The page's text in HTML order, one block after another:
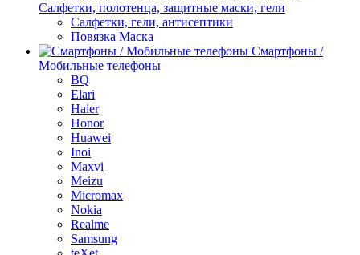
Салфетки, полотенца, защитные маски, гели
Салфетки, гели, антисептики
Повязка Маска
Смартфоны /
Мобильные телефоны
BQ
Elari
Haier
Honor
Huawei
Inoi
Maxvi
Meizu
Micromax
Nokia
Realme
Samsung